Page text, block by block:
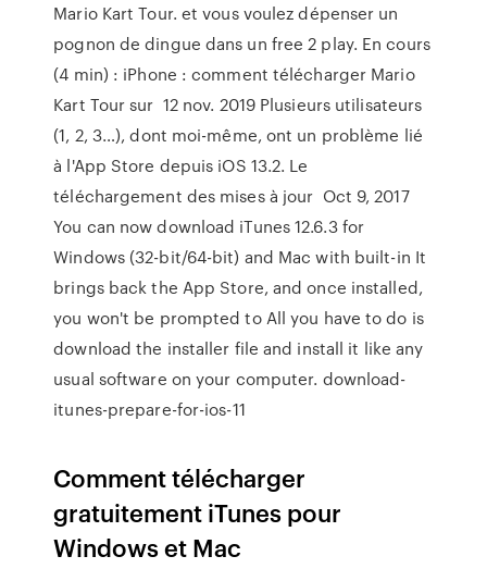
Mario Kart Tour. et vous voulez dépenser un
pognon de dingue dans un free 2 play. En cours
(4 min) : iPhone : comment télécharger Mario
Kart Tour sur 12 nov. 2019 Plusieurs utilisateurs
(1, 2, 3…), dont moi-même, ont un problème lié
à l'App Store depuis iOS 13.2. Le
téléchargement des mises à jour Oct 9, 2017
You can now download iTunes 12.6.3 for
Windows (32-bit/64-bit) and Mac with built-in It
brings back the App Store, and once installed,
you won't be prompted to All you have to do is
download the installer file and install it like any
usual software on your computer. download-
itunes-prepare-for-ios-11
Comment télécharger
gratuitement iTunes pour
Windows et Mac